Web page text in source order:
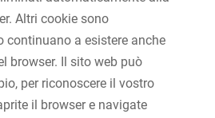
Altri cookie sono
continuano a esistere anche
browser. Il sito web può
per riconoscere il vostro
il browser e navigate